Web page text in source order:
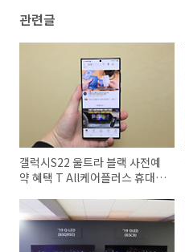
관련글
갤럭시S22 울트라 블랙 사전예
약 혜택 T All케어플러스 휴대폰